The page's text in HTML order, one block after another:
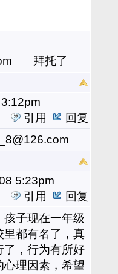
拜托了
引用
回复
5:23pm
引用
回复
子现在一年级
里都有名了，真
了，行为有所好
理因素，希望